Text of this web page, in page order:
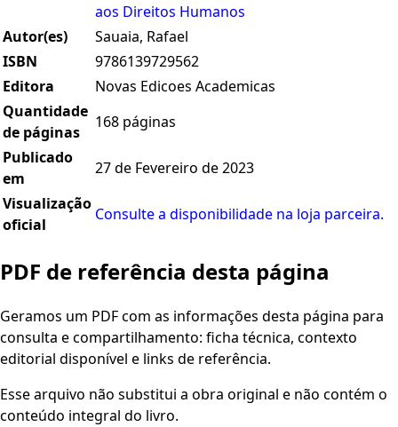
aos Direitos Humanos
Autor(es)
Sauaia, Rafael
ISBN
9786139729562
Editora
Novas Edicoes Academicas
Quantidade
de páginas
168 páginas
Publicado
em
27 de Fevereiro de 2023
Visualização
oficial
Consulte a disponibilidade na loja parceira.
PDF de referência desta página
Geramos um PDF com as informações desta página para
consulta e compartilhamento: ficha técnica, contexto
editorial disponível e links de referência.
Esse arquivo não substitui a obra original e não contém o
conteúdo integral do livro.